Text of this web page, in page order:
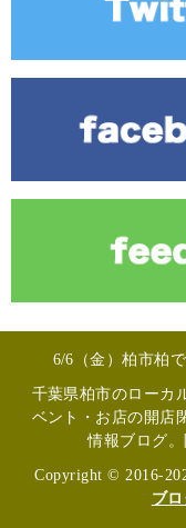
6/6（金）柏市柏
千葉県柏市のローカ
ベント・お店の開店
情報ブログ。
Copyright © 2016-
ブ